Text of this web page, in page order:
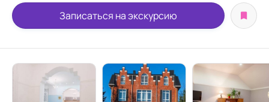
Записаться на экскурсию